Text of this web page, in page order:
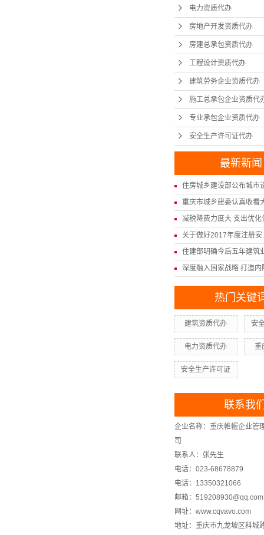
电力资质代办
房地产开发资质代办
房建总承包资质代办
工程设计资质代办
建筑劳务企业资质代办
施工总承包企业资质代
专业承包企业资质代办
安全生产许可证代办
最新新闻
住房城乡建设部公布城市
重庆市城乡建委认真收看
减税降费力度大 支出优化
关于做好2017年度注册安
住建部明确今后五年建筑
深度融入国家战略 打造内
热门关键
建筑资质代办 安
电力资质代办 重
安全生产许可证
联系我
企业名称：重庆帷幄企业管
司
联系人：张先生
电话：023-68678879
电话：13350321066
邮箱：519208930@qq.com
网址：www.cqvavo.com
地址：重庆市九龙坡区科城